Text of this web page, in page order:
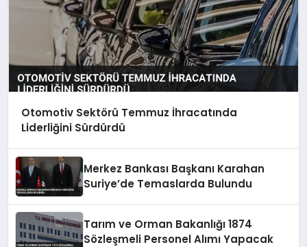
Otomotiv Sektörü Temmuz İhracatında
Liderliğini Sürdürdü
Merkez Bankası Başkanı Karahan
Suriye’de Temaslarda Bulundu
Tarım ve Orman Bakanlığı 1874
Sözleşmeli Personel Alımı Yapacak